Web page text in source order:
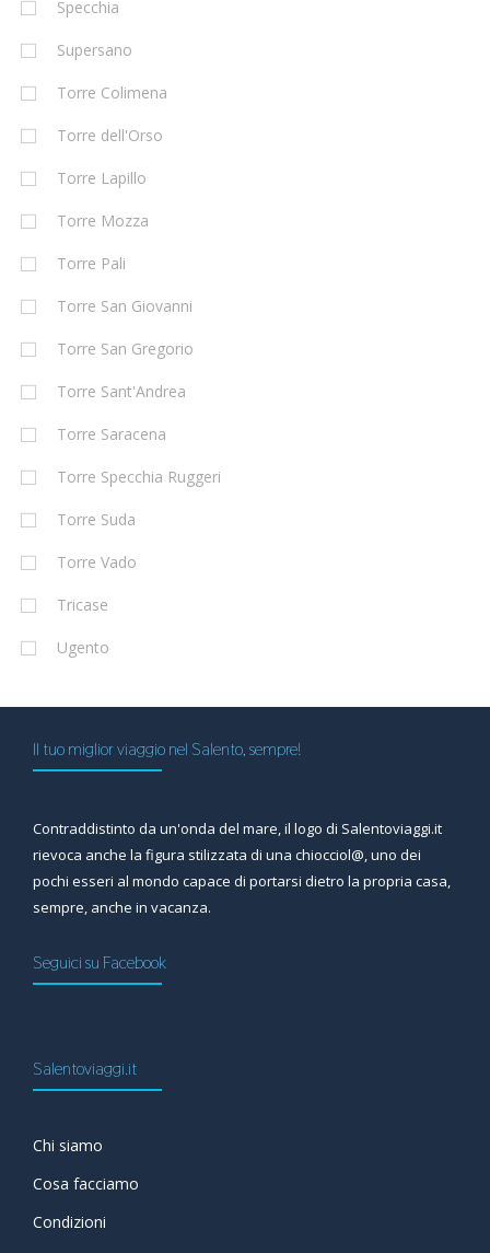
Specchia
Supersano
Torre Colimena
Torre dell'Orso
Torre Lapillo
Torre Mozza
Torre Pali
Torre San Giovanni
Torre San Gregorio
Torre Sant'Andrea
Torre Saracena
Torre Specchia Ruggeri
Torre Suda
Torre Vado
Tricase
Ugento
Il tuo miglior viaggio nel Salento, sempre!
Contraddistinto da un'onda del mare, il logo di Salentoviaggi.it
rievoca anche la figura stilizzata di una chiocciol@, uno dei
pochi esseri al mondo capace di portarsi dietro la propria casa,
sempre, anche in vacanza.
Seguici su Facebook
Salentoviaggi.it
Chi siamo
Cosa facciamo
Condizioni